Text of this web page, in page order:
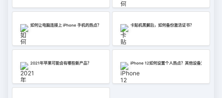
如何让电脑连接上 iPhone 手机的热点？ 卡贴机黑解后，如何备份激活证书？
2021年苹果可能会有哪些新产品？ iPhone 12如何设置个人热点？其他设备无法连接怎